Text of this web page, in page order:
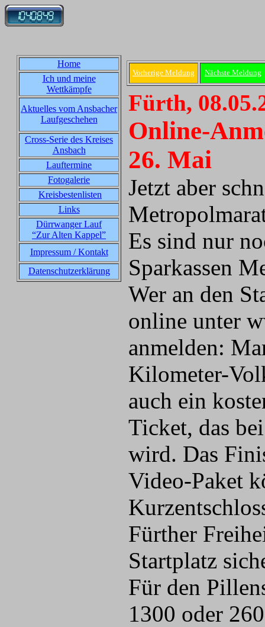
Home
Ich und meine
Wettkämpfe
Aktuelles vom Ansbacher
Laufgeschehen
Cross-Serie des Kreises
Ansbach
Lauftermine
Fotogalerie
Kreisbestenlisten
Links
Dürrwanger Lauf
“Zur Alten Kappel”
Impressum / Kontakt
Datenschutzerklärung
Vorherige Meldung Nächste Meldung
Fürth,
Online-
26. Mai
Jetzt aber
Es sind nur
Sparkassen
Wer an den
online unter
anmelden:
Kilometer-
auch ein
Ticket, das
wird. Das
Video-Paket
Fürther
Startplatz
Für den
1300 oder